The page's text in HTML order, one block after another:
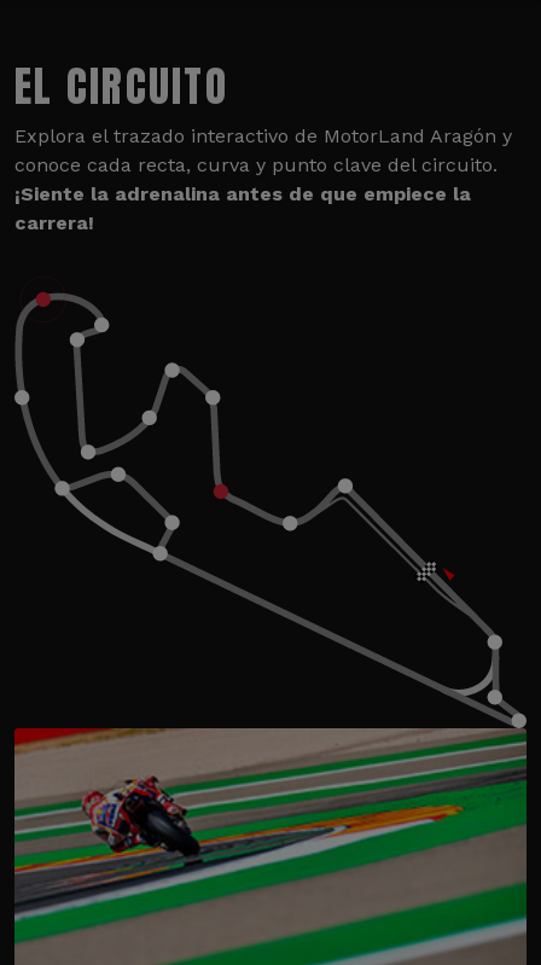
EL CIRCUITO
Explora el trazado interactivo de MotorLand Aragón y
conoce cada recta, curva y punto clave del circuito.
¡Siente la adrenalina antes de que empiece la
carrera!